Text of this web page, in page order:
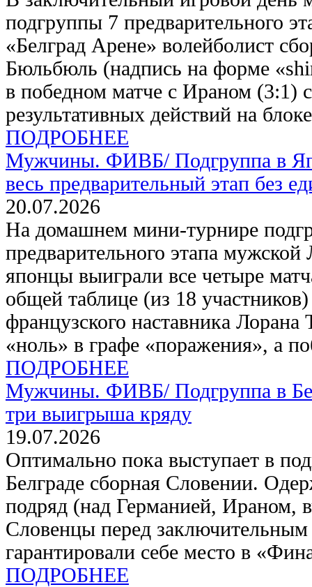
подгруппы 7 предварительного
«Белград Арене» волейболист
Бюльбюль (надпись на форме
в победном матче с Ираном (3:1)
результативных действий на
ПОДРОБНЕЕ
Мужчины. ФИВБ/ Подгруппа в
весь предварительный этап без
20.07.2026
На домашнем мини-турнире
предварительного этапа
японцы выиграли все четыре
общей таблице (из 18
французского наставника
«ноль» в графе «поражения», а
ПОДРОБНЕЕ
Мужчины. ФИВБ/ Подгруппа в
три выигрыша кряду
19.07.2026
Оптимально пока выступает в
Белграде сборная Словении.
подряд (над Германией, Ираном,
Словенцы перед
гарантировали себе место в
ПОДРОБНЕЕ